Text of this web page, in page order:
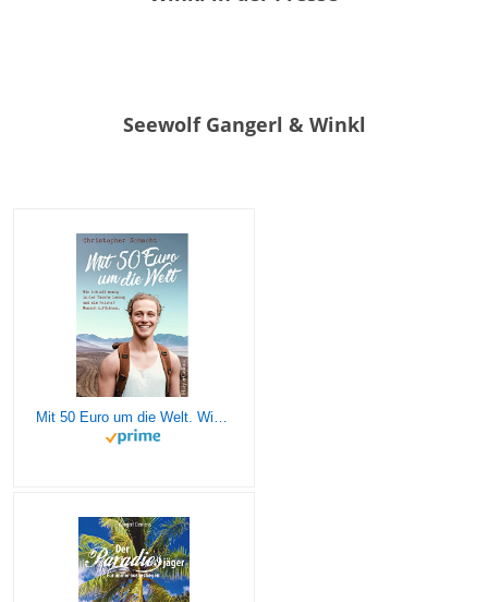
Seewolf Gangerl & Winkl
Mit 50 Euro um die Welt. Wie ich mit wenig in der Tasche loszog und als reicher Mensch zurückkam